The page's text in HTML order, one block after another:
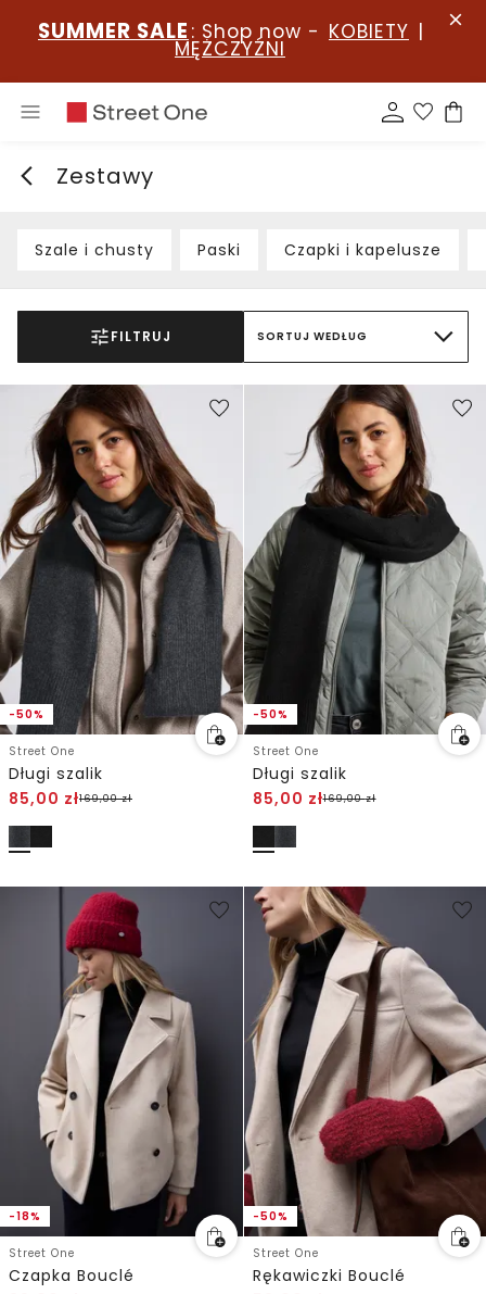
SUMMER SALE : Shop now - KOBIETY |
MĘŻCZYŹNI
Zestawy
Szale i chusty Paski Czapki i kapelusze
FILTRUJ SORTUJ WEDŁUG
-50%
Street One
Długi szalik
85,00 zł169,00zł
-50%
Street One
Długi szalik
85,00 zł169,00zł
-18%
Street One
Czapka Bouclé
-50%
Street One
Rękawiczki Bouclé